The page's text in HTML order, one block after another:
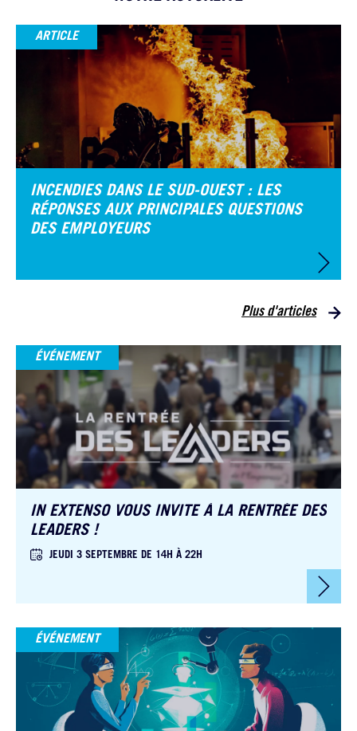
ARTICLE
INCENDIES DANS LE SUD-OUEST : LES
RÉPONSES AUX PRINCIPALES QUESTIONS
DES EMPLOYEURS
Plus d'articles
ÉVÉNEMENT
IN EXTENSO VOUS INVITE À LA RENTRÉE DES
LEADERS !
JEUDI 3 SEPTEMBRE DE 14H À 22H
ÉVÉNEMENT